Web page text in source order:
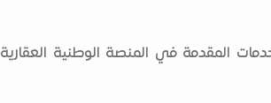
المقدمة في المنصة الوطنية العقارية